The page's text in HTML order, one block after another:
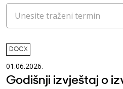
DOCX
01.06.2026.
Godišnji izvještaj o